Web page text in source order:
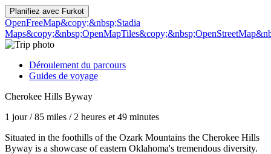
Planifiez avec Furkot
OpenFreeMap&copy;&nbsp;Stadia
Maps&copy;&nbsp;OpenMapTiles
Déroulement du parcours
Guides de voyage
Cherokee Hills Byway
1 jour/85 miles / 2 heures et 49 minutes
Situated in the foothills of the Ozark Mountains the Cherokee Hills
Byway is a showcase of eastern Oklahoma's tremendous diversity.